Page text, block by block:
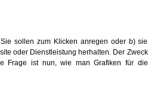
sollen zum Klicken anregen oder b) sie
oder Dienstleistung herhalten. Der Zweck
Frage ist nun, wie man Grafiken für die